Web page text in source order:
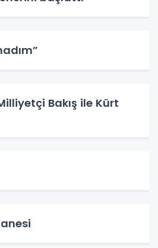
Bakış ile Kürt